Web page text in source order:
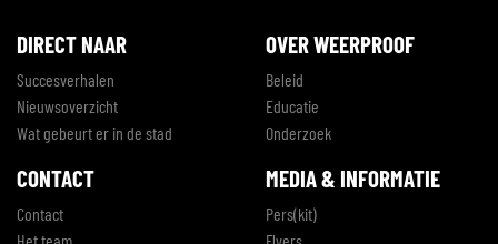
DIRECT NAAR
Succesverhalen
Nieuwsoverzicht
Wat gebeurt er in de stad
OVER WEERPROOF
Beleid
Educatie
Onderzoek
CONTACT
Contact
Het team
MEDIA & INFORMATIE
Pers(kit)
Flyers